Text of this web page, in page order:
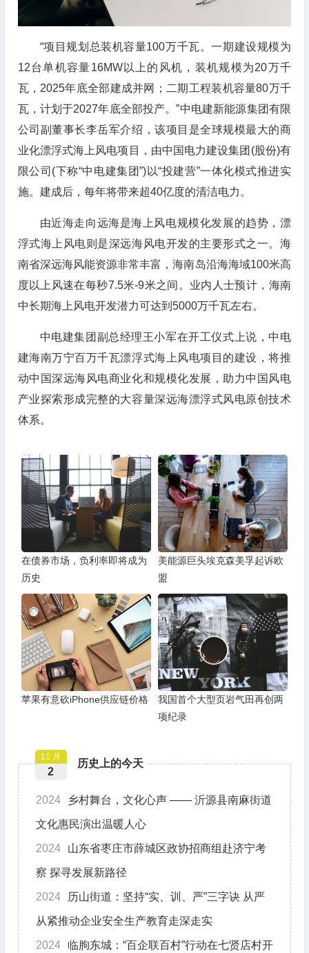
“项目规划总装机容量100万千瓦。一期建设规模为
12台单机容量16MW以上的风机，装机规模为20万千
瓦，2025年底全部建成并网；二期工程装机容量80万千
瓦，计划于2027年底全部投产。”中电建新能源集团有限
公司副董事长李岳军介绍，该项目是全球规模最大的商
业化漂浮式海上风电项目，由中国电力建设集团(股份)有
限公司(下称“中电建集团”)以“投建营”一体化模式推进实
施。建成后，每年将带来超40亿度的清洁电力。
由近海走向远海是海上风电规模化发展的趋势，漂
浮式海上风电则是深远海风电开发的主要形式之一。海
南省深远海风能资源非常丰富，海南岛沿海海域100米高
度以上风速在每秒7.5米-9米之间。业内人士预计，海南
中长期海上风电开发潜力可达到5000万千瓦左右。
中电建集团副总经理王小军在开工仪式上说，中电
建海南万宁百万千瓦漂浮式海上风电项目的建设，将推
动中国深远海风电商业化和规模化发展，助力中国风电
产业探索形成完整的大容量深远海漂浮式风电原创技术
体系。
在债券市场，负利率即将成为
历史
美能源巨头埃克森美孚起诉欧
盟
苹果有意砍iPhone供应链价格
我国首个大型页岩气田再创两
项纪录
历史上的今天
11 月
2
2024 乡村舞台，文化心声 —— 沂源县南麻街道
文化惠民演出温暖人心
2024 山东省枣庄市薛城区政协招商组赴济宁考
察 探寻发展新路径
2024 历山街道：坚持“实、训、严”三字诀 从严
从紧推动企业安全生产教育走深走实
2024 临朐东城：“百企联百村”行动在七贤店村开